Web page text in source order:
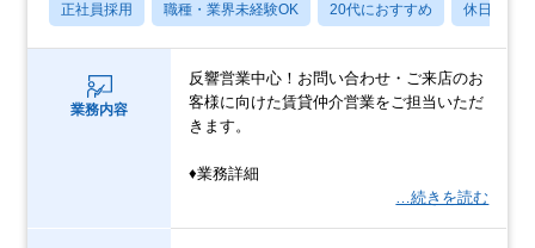
正社員採用 職種・業界未経験OK 20代におすすめ 休日120日
業務内容
反響営業中心！お問い合わせ・ご来店のお
客様に向けた賃貸仲介営業をご担当いただ
きます。
♦業務詳細
…続きを読む